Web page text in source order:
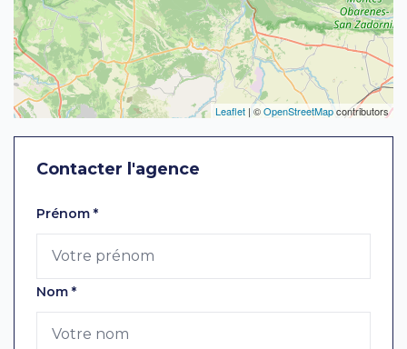
Leaflet | ©OpenStreetMapcontributors
Contacter l'agence
Laissez ce champ vide
Prénom *
Nom *